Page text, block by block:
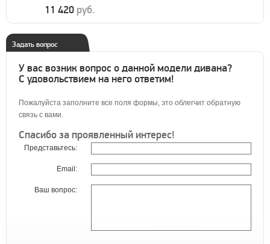
11 420 руб.
Задать вопрос
У вас возник вопрос о данной модели дивана?
С удовольствием на него ответим!
Пожалуйста заполните все поля формы, это облегчит обратную
связь с вами.
Спасибо за проявленный интерес!
Представьтесь:
Email:
Ваш вопрос: